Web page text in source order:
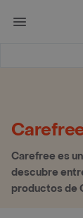
Carefree es
descubre
productos de